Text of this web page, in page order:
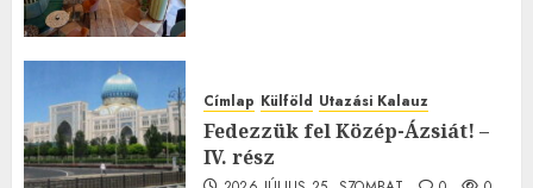
Címlap Külföld Utazási Kalauz
Fedezzük fel Közép-Ázsiát! –
IV. rész